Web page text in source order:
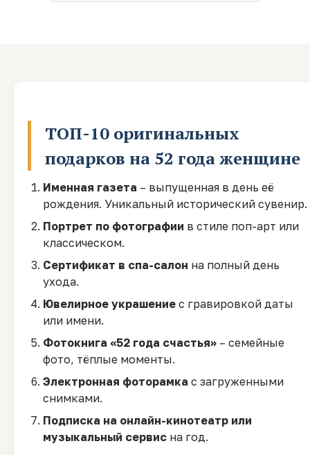
ТОП-10 оригинальных
подарков на 52 года женщине
Именная газета – выпущенная в день её
рождения. Уникальный исторический сувенир.
Портрет по фотографии в стиле поп-арт или
классическом.
Сертификат в спа-салон на полный день
ухода.
Ювелирное украшение с гравировкой даты
или имени.
Фотокнига «52 года счастья» – семейные
фото, тёплые моменты.
Электронная фоторамка с загруженными
снимками.
Подписка на онлайн-кинотеатр или
музыкальный сервис на год.